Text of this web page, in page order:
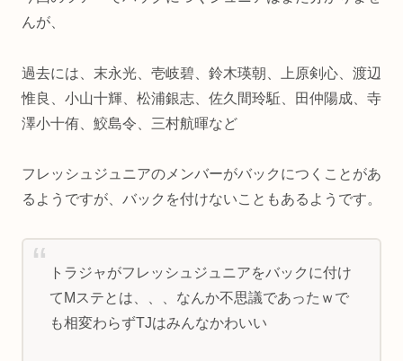
んが、
過去には、末永光、壱岐碧、鈴木瑛朝、上原剣心、渡辺
惟良、小山十輝、松浦銀志、佐久間玲駈、田仲陽成、寺
澤小十侑、鮫島令、三村航暉など
フレッシュジュニアのメンバーがバックにつくことがあ
るようですが、バックを付けないこともあるようです。
トラジャがフレッシュジュニアをバックに付け
てMステとは、、、なんか不思議であったｗで
も相変わらずTJはみんなかわいい